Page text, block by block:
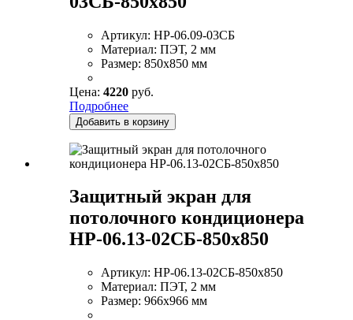
Артикул: НР-06.09-03СБ
Материал: ПЭТ, 2 мм
Размер: 850х850 мм
Цена: 4220 руб.
Подробнее
Добавить в корзину
Защитный экран для
потолочного кондиционера
НР-06.13-02СБ-850х850
Артикул: НР-06.13-02СБ-850х850
Материал: ПЭТ, 2 мм
Размер: 966х966 мм